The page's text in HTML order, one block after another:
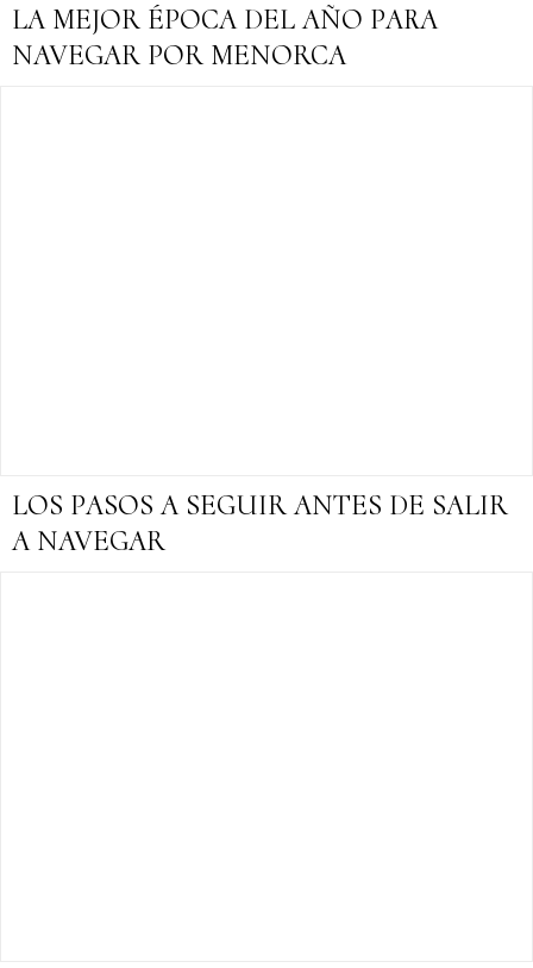
LA MEJOR ÉPOCA DEL AÑO PARA
NAVEGAR POR MENORCA
LOS PASOS A SEGUIR ANTES DE SALIR
A NAVEGAR